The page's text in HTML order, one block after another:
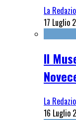
La
17 Luglio
Il
La
16 Luglio